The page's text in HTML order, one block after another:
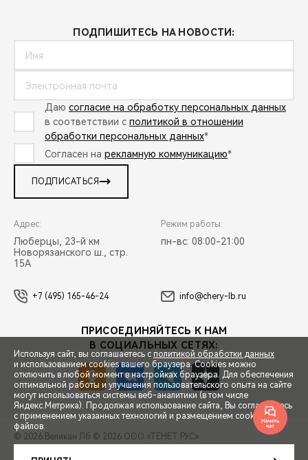
СПЕЦПРЕДЛОЖЕНИЯ
ЗАПИСЬ НА ТЕСТ-ДРАЙВ
ПОДПИШИТЕСЬ НА НОВОСТИ:
Даю согласие на обработку персональных данных
в соответствии с политикой в отношении
обработки персональных данных*
Согласен на рекламную коммуникацию*
ПОДПИСАТЬСЯ
Адрес:
Люберцы, 23-й км
Новорязанского ш., стр.
15А
Режим работы:
пн-вс: 08:00-21:00
+7 (495) 165-46-24 info@chery-lb.ru
ПРИСОЕДИНЯЙТЕСЬ К НАМ
В СОЦИАЛЬНЫХ СЕТЯХ:
© 2026 Великан Лб © 2026 ООО «ТЕНЕТ РУС»
Используя сайт, вы соглашаетесь с политикой обработки данных
и использованием cookies вашего браузера. Cookies можно
отключить в любой момент в настройках браузера. Для обеспечения
оптимальной работы и улучшения пользовательского опыта на сайте
могут использоваться системы веб-аналитики (в том числе
Яндекс.Метрика). Продолжая использование сайта, Вы соглашаетесь
с применением указанных технологий и размещением cookie-
файлов.